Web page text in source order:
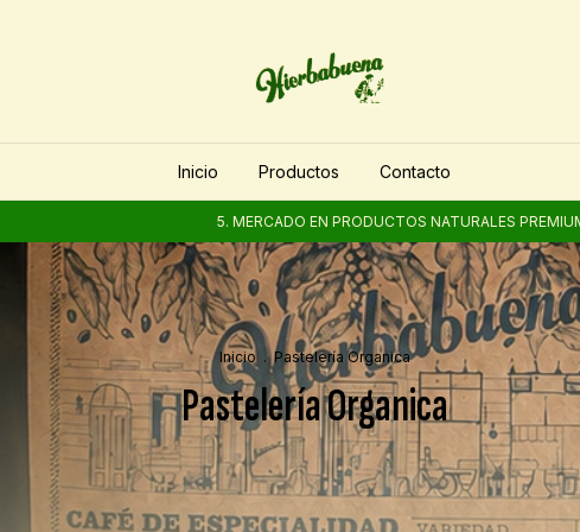
Inicio Productos Contacto
5. MERCADO EN PRODUCTOS NATURALES PREMIUM 5.
Inicio . Pastelería Organica
Pastelería Organica